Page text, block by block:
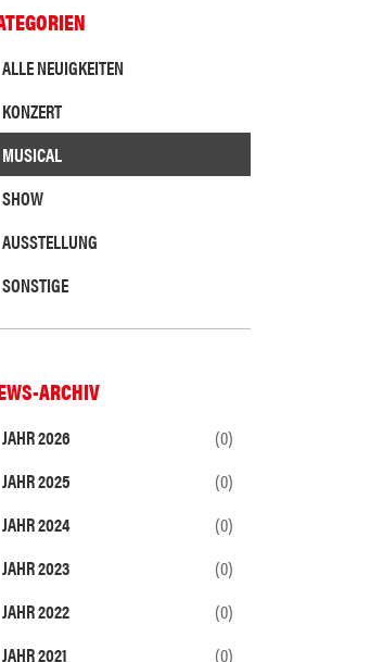
ALLE NEUIGKEITEN
KONZERT
MUSICAL
SHOW
AUSSTELLUNG
SONSTIGE
ARCHIV
JAHR 2026
(0)
JAHR 2025
(0)
JAHR 2024
(0)
JAHR 2023
(0)
JAHR 2022
(0)
JAHR 2021
(0)